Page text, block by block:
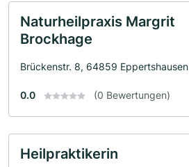
Naturheilpraxis Margrit
Brockhage
Brückenstr. 8, 64859 Eppertshausen
0.0 (0 Bewertungen)
Heilpraktikerin